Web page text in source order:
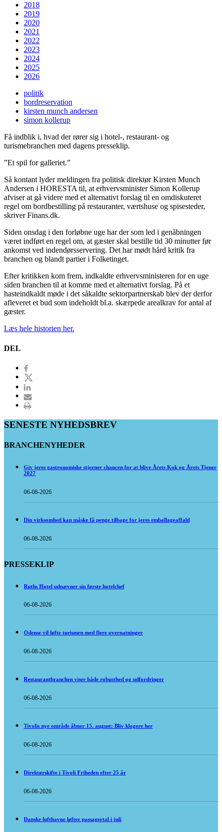
2018
2019
2020
2021
2022
2023
2024
2025
2026
politik
bordreservation
kirsten munch andersen
simon kollerup
Få indblik i, hvad der rører sig i hotel-, restaurant- og
turismebranchen med dagens presseklip.
”Et spil for galleriet.”
Så kontant lyder meldingen fra politisk direktør Kirsten Munch
Andersen i HORESTA til, at erhvervsminister Simon Kollerup
afviser at gå videre med et alternativt forslag til en omdiskuteret
regel om bordbestilling på restauranter, værtshuse og spisesteder,
skriver Finans.dk.
Siden onsdag i den forløbne uge har der som led i genåbningen
været indført en regel om, at gæster skal bestille tid 30 minutter før
ankomst ved indendørsservering. Det har mødt hård kritik fra
branchen og blandt partier i Folketinget.
Efter kritikken kom frem, indkaldte erhvervsministeren for en uge
siden branchen til at komme med et alternativt forslag. På et
hasteindkaldt møde i det såkaldte sektorpartnerskab blev der derfor
afleveret et bud som indeholdt bl.a. skærpede arealkrav for antal af
gæster.
Læs hele historien her.
DEL
SENESTE NYHEDSBREV
BRANCHENYHEDER
Giv jeres gastronomiske stjerner chancen for at blive Årets Kok og Årets Tjener
2027
06-08-2026
Din virksomhed kan måske få penge tilbage for jeres emballageaffald
06-08-2026
PRESSEKLIP
Ruths Hotel udnævner sin første hotelchef
06-08-2026
Odense vil løfte turismen med flere overnatninger
06-08-2026
Restaurantbranchen viser både robusthed og udfordringer
06-08-2026
Tivolis nye område åbner 15. august: Bliv klogere her
06-08-2026
Direktørskifte i Tivoli Friheden efter 25 år
06-08-2026
Danske lufthavne løfter passagertal i juli